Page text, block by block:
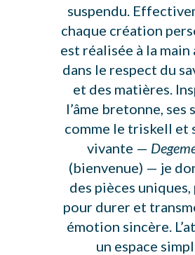
suspendu.
chaque création
est réalisée à la main
dans le respect du
et des matières.
l’âme bretonne, ses
comme le triskell et
vivante —
(bienvenue) — je
des pièces uniques,
pour durer et
émotion sincère.
un espace